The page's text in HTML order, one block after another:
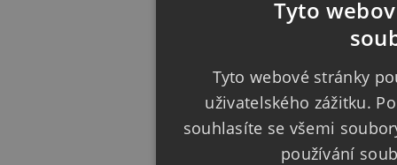
Tyto
Tyto webové stránky
uživatelského zážitku.
souhlasíte se všemi
používání